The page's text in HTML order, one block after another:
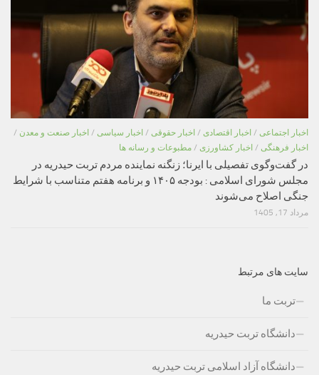
اخبار اجتماعی / اخبار اقتصادی / اخبار حقوقی / اخبار سیاسی / اخبار صنعت و معدن /
اخبار فرهنگی / اخبار کشاورزی / مطبوعات و رسانه ها
در گفت‌وگوی تفصیلی با ایرنا؛ زنگنه نماینده مردم تربت حیدریه در
مجلس شورای اسلامی : بودجه ۱۴۰۵ و برنامه هفتم متناسب با شرایط
جنگی اصلاح می‌شوند
مرداد 17, 1405
سایت های مرتبط
تربت ما
دانشگاه تربت حیدریه
دانشگاه آزاد اسلامی تربت حیدریه